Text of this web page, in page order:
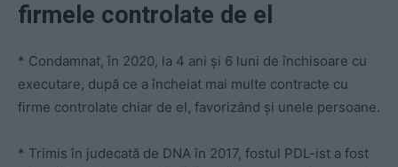
firmele controlate de el
* Condamnat, în 2020, la 4 ani și 6 luni de închisoare cu
executare, după ce a încheiat mai multe contracte cu
firme controlate chiar de el, favorizând și unele persoane.
* Trimis în judecată de DNA în 2017, fostul PDL-ist a fost